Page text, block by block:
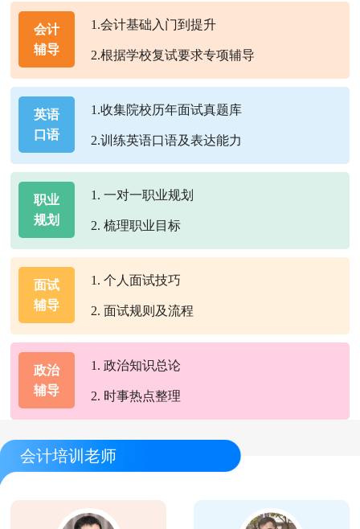
会计
辅导
1.会计基础入门到提升
2.根据学校复试要求专项辅导
英语
口语
1.收集院校历年面试真题库
2.训练英语口语及表达能力
职业
规划
1. 一对一职业规划
2. 梳理职业目标
面试
辅导
1. 个人面试技巧
2. 面试规则及流程
政治
辅导
1. 政治知识总论
2. 时事热点整理
会计培训老师